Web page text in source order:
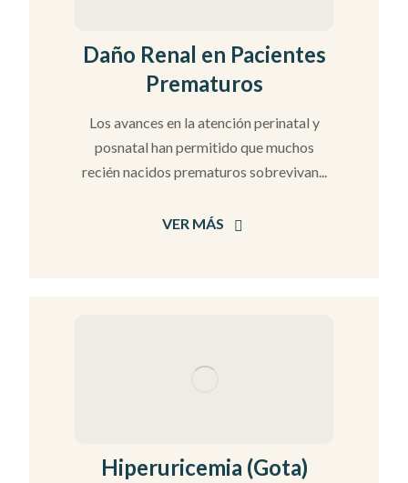
Daño Renal en Pacientes
Prematuros
Los avances en la atención perinatal y
posnatal han permitido que muchos
recién nacidos prematuros sobrevivan...
VER MÁS
Hiperuricemia (Gota)